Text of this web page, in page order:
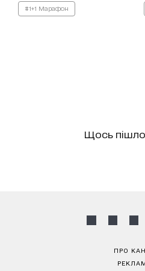
#1+1 Марафон
Щось пішло
ПРО